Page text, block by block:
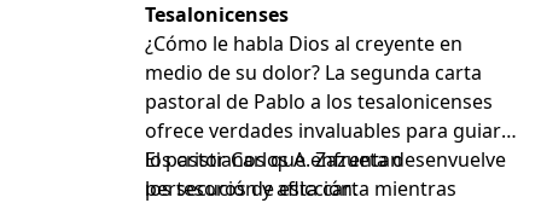
Tesalonicenses
¿Cómo le habla Dios al creyente en
medio de su dolor? La segunda carta
pastoral de Pablo a los tesalonicenses
ofrece verdades invaluables para guiar a
los cristianos que enfrentan
persecución y aflicción.
El pastor Carlos A. Zazueta desenvuelve
los tesoros de esta carta mientras